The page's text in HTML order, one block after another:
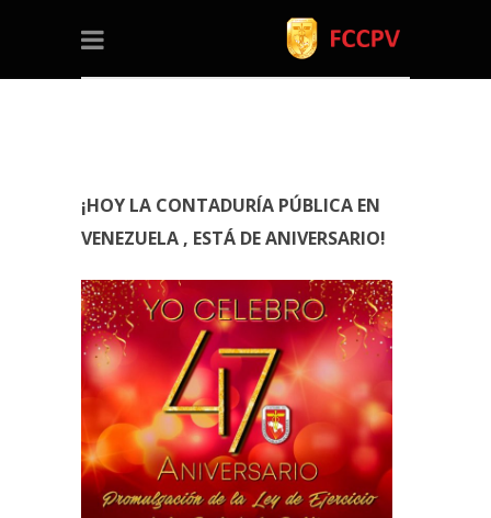
¡HOY LA CONTADURÍA PÚBLICA EN
VENEZUELA , ESTÁ DE ANIVERSARIO!